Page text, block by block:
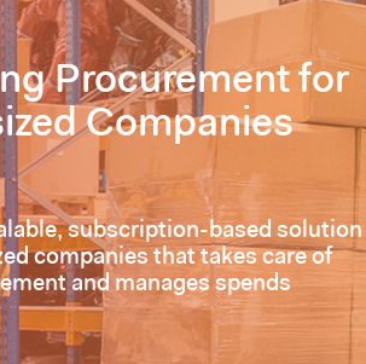
Procurement for
Companies
subscription-based solution
companies that takes care of
and manages spends